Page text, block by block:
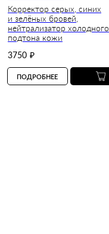
Корректор серых, синих
и зелёных бровей,
нейтрализатор холодного
подтона кожи
3750 ₽
ПОДРОБНЕЕ